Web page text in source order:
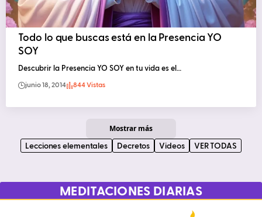
Todo lo que buscas está en la Presencia YO
SOY
Descubrir la Presencia YO SOY en tu vida es el…
junio 18, 2014 844 Vistas
Mostrar más
Lecciones elementales Decretos Videos VER TODAS
MEDITACIONES DIARIAS